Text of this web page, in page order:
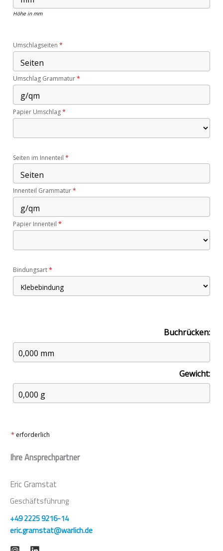
Höhe in mm
Umschlagseiten*
Umschlag Grammatur*
Papier Umschlag*
Seiten im Innenteil*
Innenteil Grammatur*
Papier Innenteil*
Bindungsart*
Buchrücken:
Gewicht:
* erforderlich
Ihre Ansprechpartner
Eric Gramstat
Geschäftsführung
+49 2225 9216-14
eric.gramstat@warlich.de